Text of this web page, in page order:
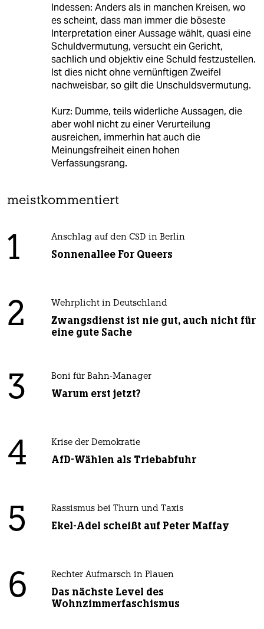
Indessen: Anders als in manchen Kreisen, wo
es scheint, dass man immer die böseste
Interpretation einer Aussage wählt, quasi eine
Schuldvermutung, versucht ein Gericht,
sachlich und objektiv eine Schuld festzustellen.
Ist dies nicht ohne vernünftigen Zweifel
nachweisbar, so gilt die Unschuldsvermutung.
Kurz: Dumme, teils widerliche Aussagen, die
aber wohl nicht zu einer Verurteilung
ausreichen, immerhin hat auch die
Meinungsfreiheit einen hohen
Verfassungsrang.
meistkommentiert
1 Anschlag auf den CSD in Berlin
Sonnenallee For Queers
2 Wehrplicht in Deutschland
Zwangsdienst ist nie gut, auch nicht für
eine gute Sache
3 Boni für Bahn-Manager
Warum erst jetzt?
4 Krise der Demokratie
AfD-Wählen als Triebabfuhr
5 Rassismus bei Thurn und Taxis
Ekel-Adel scheißt auf Peter Maffay
6 Rechter Aufmarsch in Plauen
Das nächste Level des
Wohnzimmerfaschismus